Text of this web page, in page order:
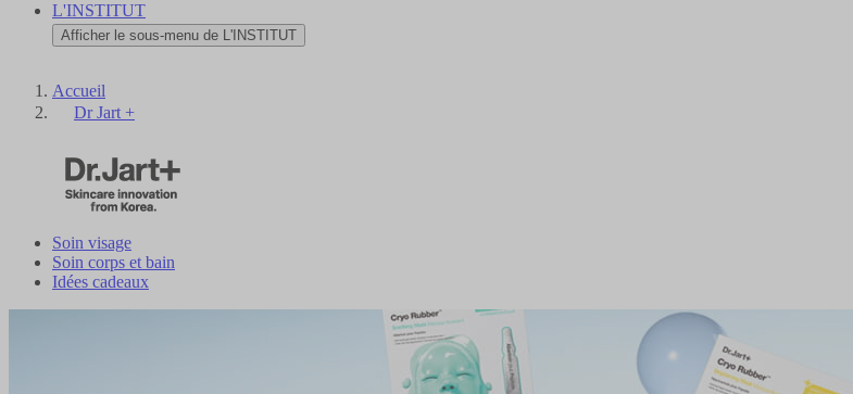
L'INSTITUT
Afficher le sous-menu de L'INSTITUT
Accueil
Dr Jart +
Soin visage
Soin corps et bain
Idées cadeaux